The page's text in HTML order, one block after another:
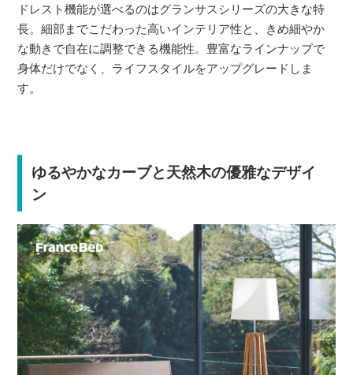
ドレスト機能が選べるのはグランサスシリーズの大きな特
長。細部までこだわった高いインテリア性と、きめ細やか
な動きで自在に調整できる機能性。豊富なラインナップで
身体だけでなく、ライフスタイルをアップグレードしま
す。
ゆるやかなカーブと天然木の優雅なデザイ
ン